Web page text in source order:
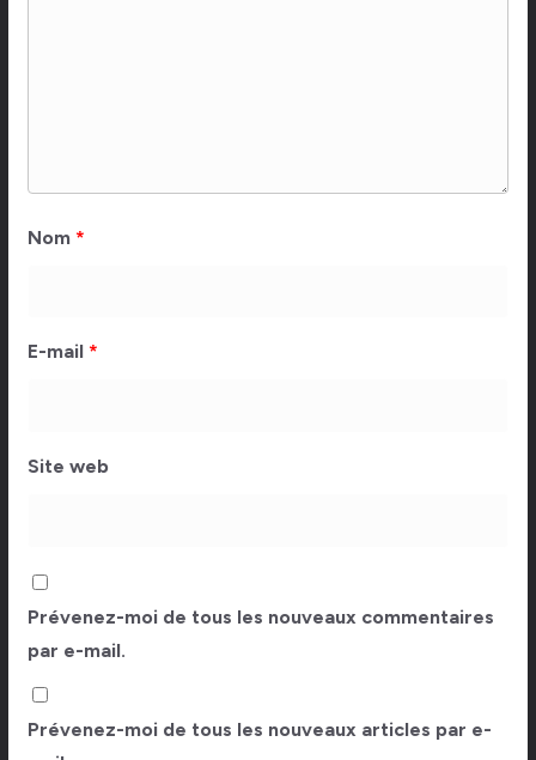
Nom *
E-mail *
Site web
Prévenez-moi de tous les nouveaux commentaires
par e-mail.
Prévenez-moi de tous les nouveaux articles par e-